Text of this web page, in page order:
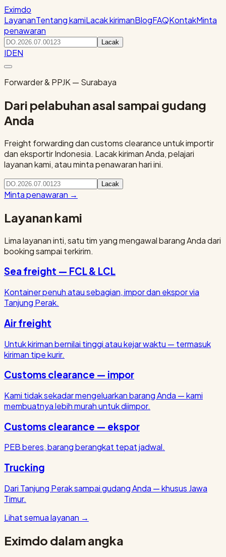
Eximdo
LayananTentang kamiLacak kirimanBlogFAQKontakMinta
penawaran
Lacak
IDEN
Forwarder & PPJK — Surabaya
Dari pelabuhan asal sampai gudang
Anda
Freight forwarding dan customs clearance untuk importir
dan eksportir Indonesia. Lacak kiriman Anda, pelajari
layanan kami, atau minta penawaran hari ini.
Lacak
Minta penawaran →
Layanan kami
Lima layanan inti, satu tim yang mengawal barang Anda dari
booking sampai terkirim.
Sea freight — FCL & LCL
Kontainer penuh atau sebagian, impor dan ekspor via
Tanjung Perak.
Air freight
Untuk kiriman bernilai tinggi atau kejar waktu — termasuk
kiriman tipe kurir.
Customs clearance — impor
Kami tidak sekadar mengeluarkan barang Anda — kami
membuatnya lebih murah untuk diimpor.
Customs clearance — ekspor
PEB beres, barang berangkat tepat jadwal.
Trucking
Dari Tanjung Perak sampai gudang Anda — khusus Jawa
Timur.
Lihat semua layanan →
Eximdo dalam angka